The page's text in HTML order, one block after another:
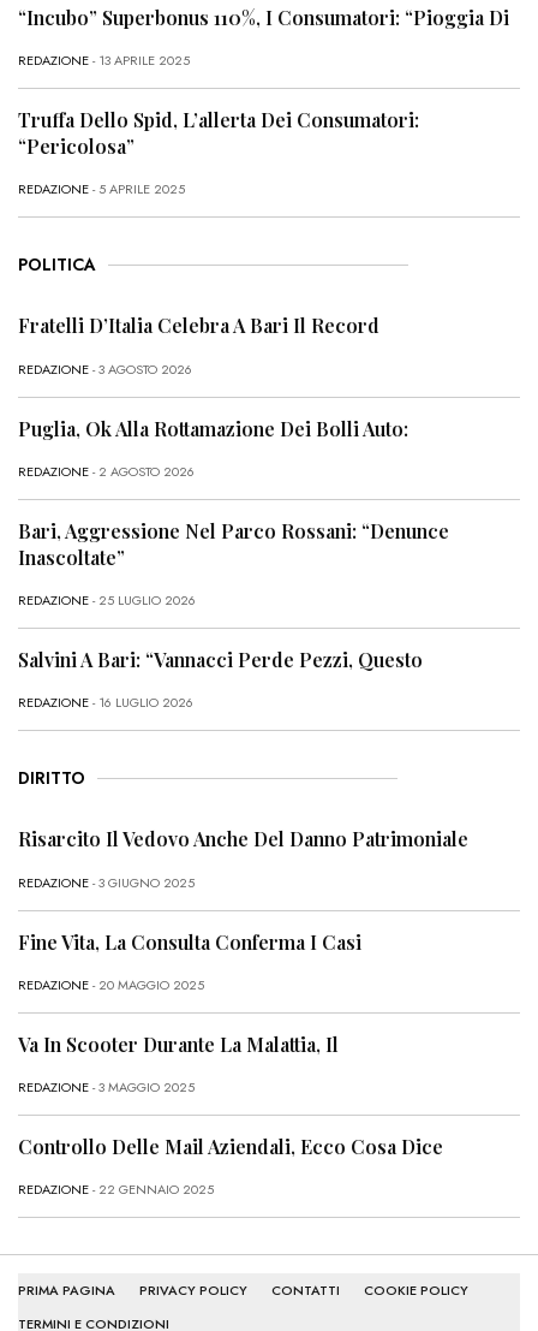
“Incubo” Superbonus 110%, I Consumatori: “Pioggia Di
REDAZIONE- 13 APRILE 2025
Truffa Dello Spid, L’allerta Dei Consumatori:
“Pericolosa”
REDAZIONE- 5 APRILE 2025
POLITICA
Fratelli D’Italia Celebra A Bari Il Record
REDAZIONE- 3 AGOSTO 2026
Puglia, Ok Alla Rottamazione Dei Bolli Auto:
REDAZIONE- 2 AGOSTO 2026
Bari, Aggressione Nel Parco Rossani: “Denunce
Inascoltate”
REDAZIONE- 25 LUGLIO 2026
Salvini A Bari: “Vannacci Perde Pezzi, Questo
REDAZIONE- 16 LUGLIO 2026
DIRITTO
Risarcito Il Vedovo Anche Del Danno Patrimoniale
REDAZIONE- 3 GIUGNO 2025
Fine Vita, La Consulta Conferma I Casi
REDAZIONE- 20 MAGGIO 2025
Va In Scooter Durante La Malattia, Il
REDAZIONE- 3 MAGGIO 2025
Controllo Delle Mail Aziendali, Ecco Cosa Dice
REDAZIONE- 22 GENNAIO 2025
PRIMA PAGINA PRIVACY POLICY CONTATTI
COOKIE POLICY
TERMINI E CONDIZIONI